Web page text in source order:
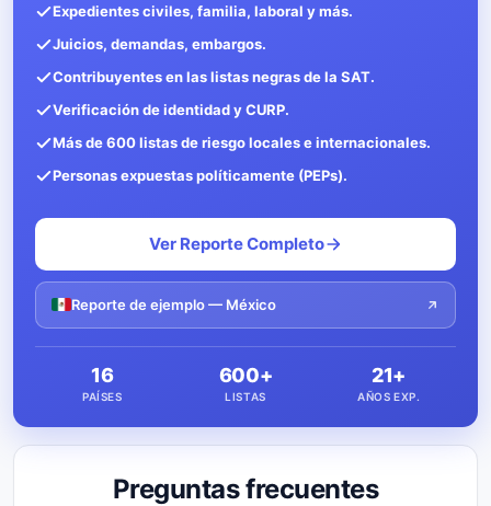
Preguntas frecuentes
Expedientes civiles, familia, laboral y más.
Juicios, demandas, embargos.
Contribuyentes en las listas negras de la SAT.
Verificación de identidad y CURP.
Más de 600 listas de riesgo locales e internacionales.
Personas expuestas políticamente (PEPs).
Ver Reporte Completo
Reporte de ejemplo — México
16
PAÍSES
600+
LISTAS
21+
AÑOS EXP.